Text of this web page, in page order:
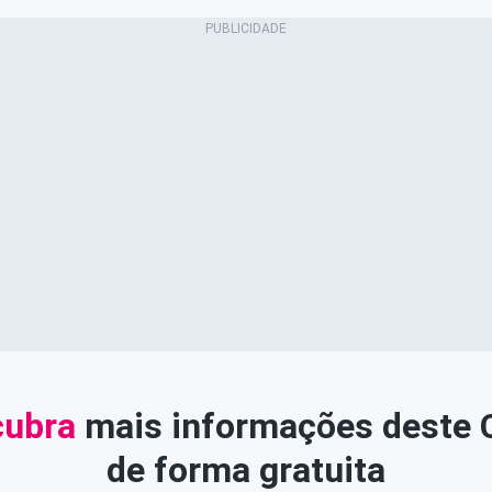
mais informações deste
de forma gratuita